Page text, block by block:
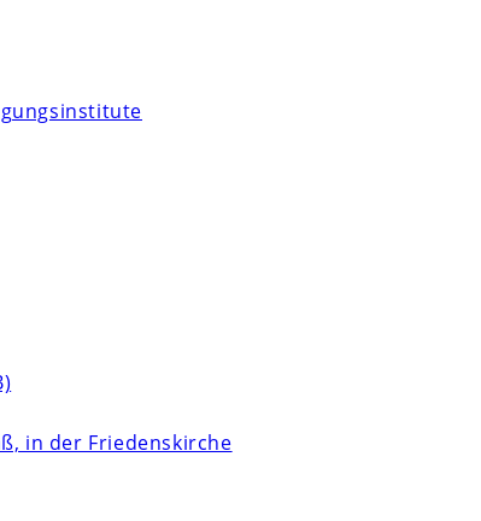
in der Friedenskirche